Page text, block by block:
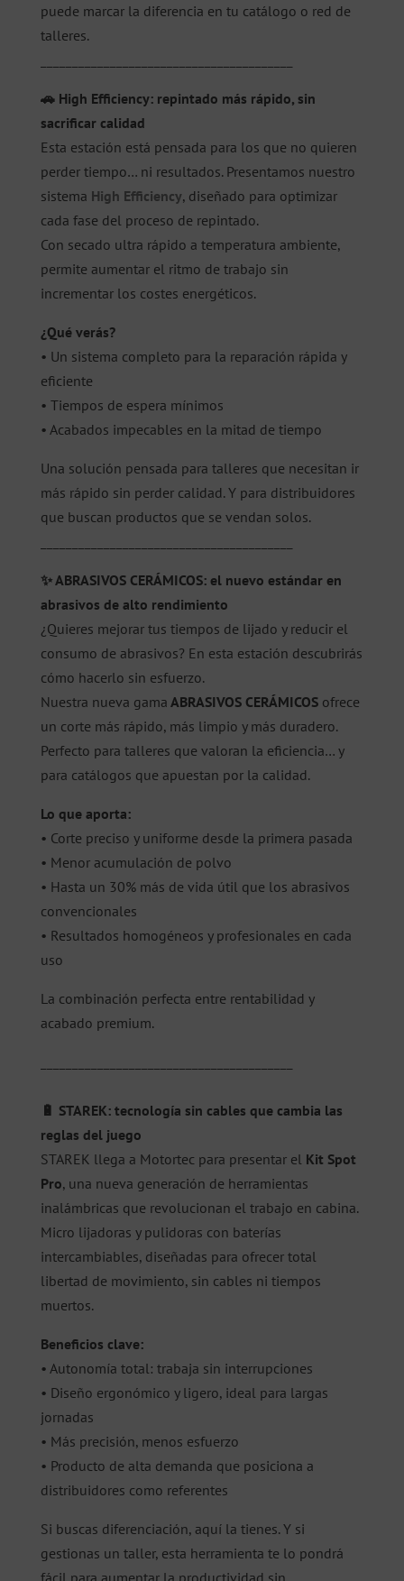
puede marcar la diferencia en tu catálogo o red de
talleres.
🚗 High Efficiency: repintado más rápido, sin
sacrificar calidad
Esta estación está pensada para los que no quieren
perder tiempo… ni resultados. Presentamos nuestro
sistema High Efficiency, diseñado para optimizar
cada fase del proceso de repintado.
Con secado ultra rápido a temperatura ambiente,
permite aumentar el ritmo de trabajo sin
incrementar los costes energéticos.
¿Qué verás?
• Un sistema completo para la reparación rápida y
eficiente
• Tiempos de espera mínimos
• Acabados impecables en la mitad de tiempo
Una solución pensada para talleres que necesitan ir
más rápido sin perder calidad. Y para distribuidores
que buscan productos que se vendan solos.
✨ ABRASIVOS CERÁMICOS: el nuevo estándar en
abrasivos de alto rendimiento
¿Quieres mejorar tus tiempos de lijado y reducir el
consumo de abrasivos? En esta estación descubrirás
cómo hacerlo sin esfuerzo.
Nuestra nueva gama ABRASIVOS CERÁMICOSofrece
un corte más rápido, más limpio y más duradero.
Perfecto para talleres que valoran la eficiencia… y
para catálogos que apuestan por la calidad.
Lo que aporta:
• Corte preciso y uniforme desde la primera pasada
• Menor acumulación de polvo
• Hasta un 30% más de vida útil que los abrasivos
convencionales
• Resultados homogéneos y profesionales en cada
uso
La combinación perfecta entre rentabilidad y
acabado premium.
🔋 STAREK: tecnología sin cables que cambia las
reglas del juego
STAREK llega a Motortec para presentar el Kit Spot
Pro, una nueva generación de herramientas
inalámbricas que revolucionan el trabajo en cabina.
Micro lijadoras y pulidoras con baterías
intercambiables, diseñadas para ofrecer total
libertad de movimiento, sin cables ni tiempos
muertos.
Beneficios clave:
• Autonomía total: trabaja sin interrupciones
• Diseño ergonómico y ligero, ideal para largas
jornadas
• Más precisión, menos esfuerzo
• Producto de alta demanda que posiciona a
distribuidores como referentes
Si buscas diferenciación, aquí la tienes. Y si
gestionas un taller, esta herramienta te lo pondrá
fácil para aumentar la productividad sin